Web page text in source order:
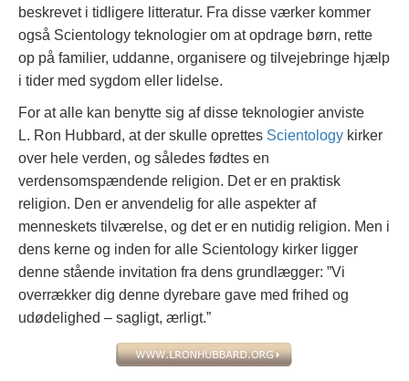
beskrevet i tidligere litteratur. Fra disse værker kommer
også Scientology teknologier om at opdrage børn, rette
op på familier, uddanne, organisere og tilvejebringe hjælp
i tider med sygdom eller lidelse.
For at alle kan benytte sig af disse teknologier anviste
L. Ron Hubbard, at der skulle oprettes Scientology kirker
over hele verden, og således fødtes en
verdensomspændende religion. Det er en praktisk
religion. Den er anvendelig for alle aspekter af
menneskets tilværelse, og det er en nutidig religion. Men i
dens kerne og inden for alle Scientology kirker ligger
denne stående invitation fra dens grundlægger: ”Vi
overrækker dig denne dyrebare gave med frihed og
udødelighed – sagligt, ærligt.”